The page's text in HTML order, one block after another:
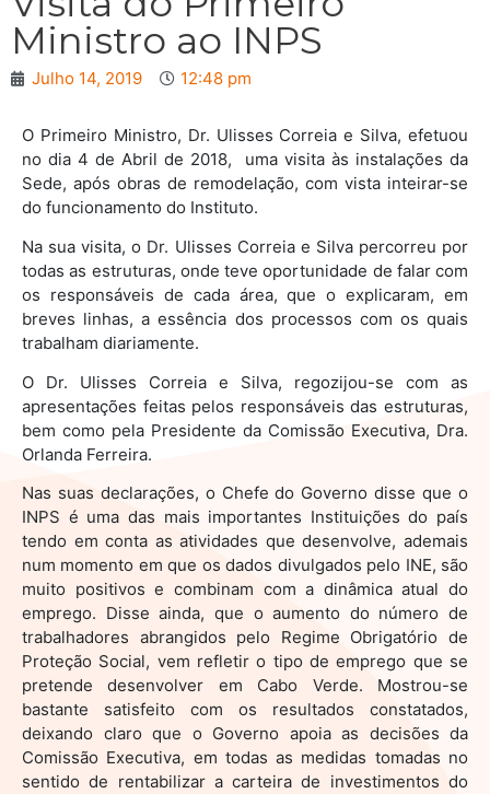
Ministro ao INPS
Julho 14, 2019 12:48 pm
O Primeiro Ministro, Dr. Ulisses Correia e Silva, efetuou
no dia 4 de Abril de 2018, uma visita às instalações da
Sede, após obras de remodelação, com vista inteirar-se
do funcionamento do Instituto.
Na sua visita, o Dr. Ulisses Correia e Silva percorreu por
todas as estruturas, onde teve oportunidade de falar com
os responsáveis de cada área, que o explicaram, em
breves linhas, a essência dos processos com os quais
trabalham diariamente.
O Dr. Ulisses Correia e Silva, regozijou-se com as
apresentações feitas pelos responsáveis das estruturas,
bem como pela Presidente da Comissão Executiva, Dra.
Orlanda Ferreira.
Nas suas declarações, o Chefe do Governo disse que o
INPS é uma das mais importantes Instituições do país
tendo em conta as atividades que desenvolve, ademais
num momento em que os dados divulgados pelo INE, são
muito positivos e combinam com a dinâmica atual do
emprego. Disse ainda, que o aumento do número de
trabalhadores abrangidos pelo Regime Obrigatório de
Proteção Social, vem refletir o tipo de emprego que se
pretende desenvolver em Cabo Verde. Mostrou-se
bastante satisfeito com os resultados constatados,
deixando claro que o Governo apoia as decisões da
Comissão Executiva, em todas as medidas tomadas no
sentido de rentabilizar a carteira de investimentos do